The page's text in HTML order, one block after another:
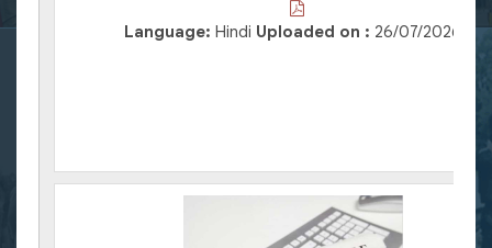
Language:Hindi Uploaded on : 26/07/2026